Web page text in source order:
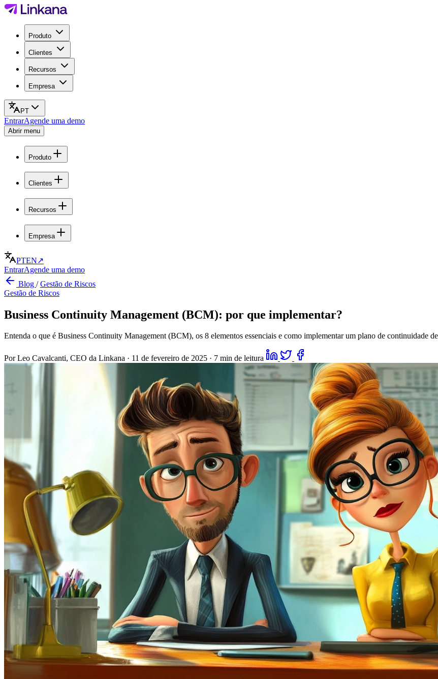
Produto
Clientes
Recursos
Empresa
PT
EntrarAgende uma demo
Abrir menu
Produto
Clientes
Recursos
Empresa
PTEN↗
EntrarAgende uma demo
Blog /Gestão de Riscos
Gestão de Riscos
Business Continuity Management (BCM): por que implementar?
Entenda o que é Business Continuity Management (BCM), os 8 elementos essenciais e como implementar um plano de continuidade
Por Leo Cavalcanti, CEO da Linkana · 11 de fevereiro de 2025 · 7 min de leitura